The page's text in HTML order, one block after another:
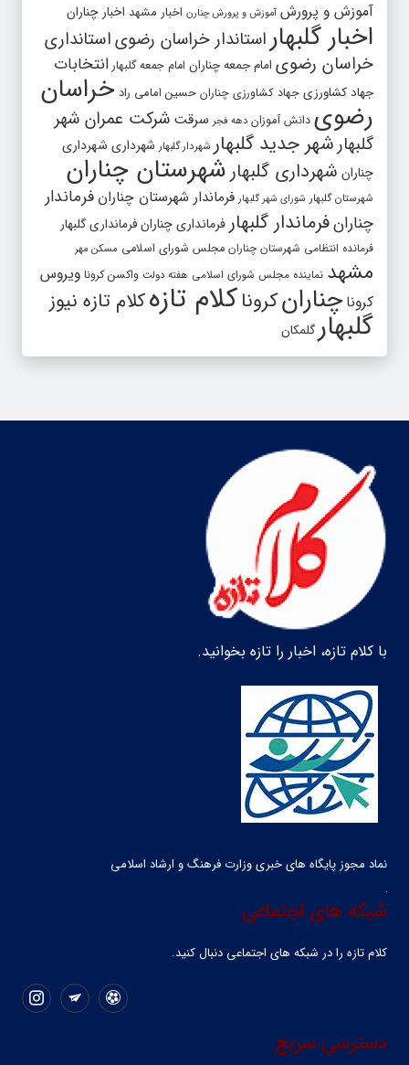
آموزش و پرورش آموزش و پرورش چنارن اخبار مشهد اخبار چناران
اخبار گلبهار استاندار خراسان رضویاستانداری
خراسان رضوی امام جمعه چناران امام جمعه گلبهار انتخابات
جهاد کشاورزی جهاد کشاورزی چناران حسین امامی راد خراسان
رضوی دانش آموزان دهه فجر سرقت شرکت عمران شهر
گلبهارشهر جدید گلبهار شهردار گلبهار شهرداری شهرداری
چناران شهرداری گلبهار شهرستان چناران
شهرستان گلبهار شورای شهر گلبهار فرماندار شهرستان چناران فرماندار
چنارانفرماندار گلبهار فرمانداری چنارانفرمانداری گلبهار
فرمانده انتظامی شهرستان چناران مجلس شورای اسلامی مسکن مهر
مشهد نماینده مجلس شورای اسلامی هفته دولت واکسن کرونا ویروس
کرونا چنارانکروناکلام تازهکلام تازه نیوز
گلبهارگلمکان
با کلام تازه، اخبار را تازه بخوانید.
نماد مجوز پایگاه های خبری وزارت فرهنگ و ارشاد اسلامی
شبکه های اجتماعی
کلام تازه را در شبکه ‌های اجتماعی دنبال کنید.
دسترسی سریع